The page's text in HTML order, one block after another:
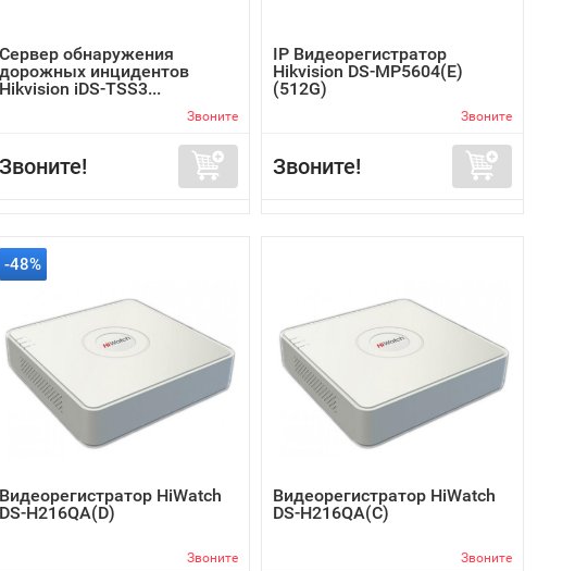
Сервер обнаружения
дорожных инцидентов
Hikvision iDS-TSS3...
Звоните
Звоните!
IP Видеорегистратор
Hikvision DS-MP5604(E)
(512G)
Звоните
Звоните!
-48%
Видеорегистратор HiWatch
DS-H216QA(D)
Звоните
Видеорегистратор HiWatch
DS-H216QA(C)
Звоните